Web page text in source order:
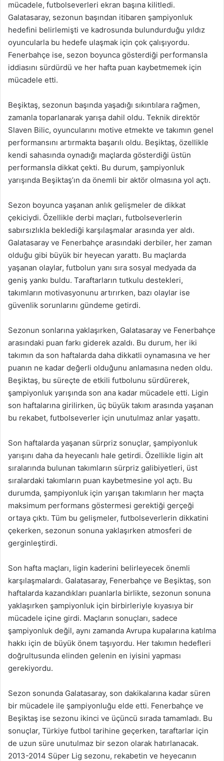
mücadele, futbolseverleri ekran başına kilitledi.
Galatasaray, sezonun başından itibaren şampiyonluk
hedefini belirlemişti ve kadrosunda bulundurduğu yıldız
oyuncularla bu hedefe ulaşmak için çok çalışıyordu.
Fenerbahçe ise, sezon boyunca gösterdiği performansla
iddiasını sürdürdü ve her hafta puan kaybetmemek için
mücadele etti.
Beşiktaş, sezonun başında yaşadığı sıkıntılara rağmen,
zamanla toparlanarak yarışa dahil oldu. Teknik direktör
Slaven Bilic, oyuncularını motive etmekte ve takımın genel
performansını artırmakta başarılı oldu. Beşiktaş, özellikle
kendi sahasında oynadığı maçlarda gösterdiği üstün
performansla dikkat çekti. Bu durum, şampiyonluk
yarışında Beşiktaş’ın da önemli bir aktör olmasına yol açtı.
Sezon boyunca yaşanan anlık gelişmeler de dikkat
çekiciydi. Özellikle derbi maçları, futbolseverlerin
sabırsızlıkla beklediği karşılaşmalar arasında yer aldı.
Galatasaray ve Fenerbahçe arasındaki derbiler, her zaman
olduğu gibi büyük bir heyecan yarattı. Bu maçlarda
yaşanan olaylar, futbolun yanı sıra sosyal medyada da
geniş yankı buldu. Taraftarların tutkulu destekleri,
takımların motivasyonunu artırırken, bazı olaylar ise
güvenlik sorunlarını gündeme getirdi.
Sezonun sonlarına yaklaşırken, Galatasaray ve Fenerbahçe
arasındaki puan farkı giderek azaldı. Bu durum, her iki
takımın da son haftalarda daha dikkatli oynamasına ve her
puanın ne kadar değerli olduğunu anlamasına neden oldu.
Beşiktaş, bu süreçte de etkili futbolunu sürdürerek,
şampiyonluk yarışında son ana kadar mücadele etti. Ligin
son haftalarına girilirken, üç büyük takım arasında yaşanan
bu rekabet, futbolseverler için unutulmaz anlar yaşattı.
Son haftalarda yaşanan sürpriz sonuçlar, şampiyonluk
yarışını daha da heyecanlı hale getirdi. Özellikle ligin alt
sıralarında bulunan takımların sürpriz galibiyetleri, üst
sıralardaki takımların puan kaybetmesine yol açtı. Bu
durumda, şampiyonluk için yarışan takımların her maçta
maksimum performans göstermesi gerektiği gerçeği
ortaya çıktı. Tüm bu gelişmeler, futbolseverlerin dikkatini
çekerken, sezonun sonuna yaklaşırken atmosferi de
gerginleştirdi.
Son hafta maçları, ligin kaderini belirleyecek önemli
karşılaşmalardı. Galatasaray, Fenerbahçe ve Beşiktaş, son
haftalarda kazandıkları puanlarla birlikte, sezonun sonuna
yaklaşırken şampiyonluk için birbirleriyle kıyasıya bir
mücadele içine girdi. Maçların sonuçları, sadece
şampiyonluk değil, aynı zamanda Avrupa kupalarına katılma
hakkı için de büyük önem taşıyordu. Her takımın hedefleri
doğrultusunda elinden gelenin en iyisini yapması
gerekiyordu.
Sezon sonunda Galatasaray, son dakikalarına kadar süren
bir mücadele ile şampiyonluğu elde etti. Fenerbahçe ve
Beşiktaş ise sezonu ikinci ve üçüncü sırada tamamladı. Bu
sonuçlar, Türkiye futbol tarihine geçerken, taraftarlar için
de uzun süre unutulmaz bir sezon olarak hatırlanacak.
2013-2014 Süper Lig sezonu, rekabetin ve heyecanın